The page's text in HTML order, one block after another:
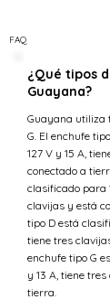
FAQ
¿Qué tipos
Guayana?
Guayana utiliza
G. El enchufe
127 V y 15 A,
conectado a
clasificado para
clavijas y está
tipo D está
tiene tres
enchufe tipo G
y 13 A, tiene
tierra.